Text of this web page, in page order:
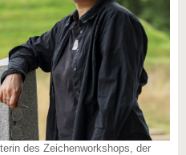
des Zeichenworkshops, der